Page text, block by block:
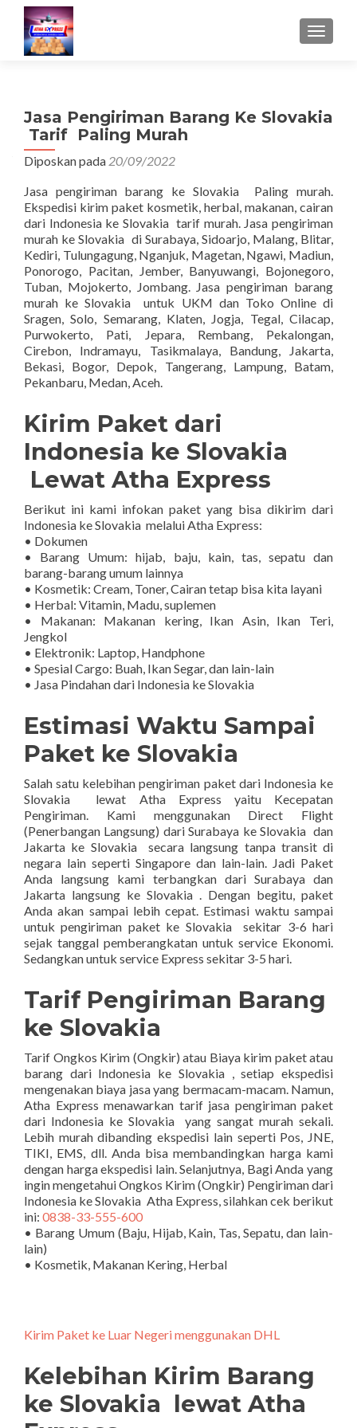
TUKAR
Jasa Pengiriman Barang Ke Slovakia
Tarif Paling Murah
Diposkan pada 20/09/2022
Jasa pengiriman barang ke Slovakia Paling murah.
Ekspedisi kirim paket kosmetik, herbal, makanan, cairan
dari Indonesia ke Slovakia tarif murah. Jasa pengiriman
murah ke Slovakia di Surabaya, Sidoarjo, Malang, Blitar,
Kediri, Tulungagung, Nganjuk, Magetan, Ngawi, Madiun,
Ponorogo, Pacitan, Jember, Banyuwangi, Bojonegoro,
Tuban, Mojokerto, Jombang. Jasa pengiriman barang
murah ke Slovakia untuk UKM dan Toko Online di
Sragen, Solo, Semarang, Klaten, Jogja, Tegal, Cilacap,
Purwokerto, Pati, Jepara, Rembang, Pekalongan,
Cirebon, Indramayu, Tasikmalaya, Bandung, Jakarta,
Bekasi, Bogor, Depok, Tangerang, Lampung, Batam,
Pekanbaru, Medan, Aceh.
Kirim Paket dari
Indonesia ke Slovakia
Lewat Atha Express
Berikut ini kami infokan paket yang bisa dikirim dari
Indonesia ke Slovakia melalui Atha Express:
• Dokumen
• Barang Umum: hijab, baju, kain, tas, sepatu dan
barang-barang umum lainnya
• Kosmetik: Cream, Toner, Cairan tetap bisa kita layani
• Herbal: Vitamin, Madu, suplemen
• Makanan: Makanan kering, Ikan Asin, Ikan Teri,
Jengkol
• Elektronik: Laptop, Handphone
• Spesial Cargo: Buah, Ikan Segar, dan lain-lain
• Jasa Pindahan dari Indonesia ke Slovakia
Estimasi Waktu Sampai
Paket ke Slovakia
Salah satu kelebihan pengiriman paket dari Indonesia ke
Slovakia lewat Atha Express yaitu Kecepatan
Pengiriman. Kami menggunakan Direct Flight
(Penerbangan Langsung) dari Surabaya ke Slovakia dan
Jakarta ke Slovakia secara langsung tanpa transit di
negara lain seperti Singapore dan lain-lain. Jadi Paket
Anda langsung kami terbangkan dari Surabaya dan
Jakarta langsung ke Slovakia . Dengan begitu, paket
Anda akan sampai lebih cepat. Estimasi waktu sampai
untuk pengiriman paket ke Slovakia sekitar 3-6 hari
sejak tanggal pemberangkatan untuk service Ekonomi.
Sedangkan untuk service Express sekitar 3-5 hari.
Tarif Pengiriman Barang
ke Slovakia
Tarif Ongkos Kirim (Ongkir) atau Biaya kirim paket atau
barang dari Indonesia ke Slovakia , setiap ekspedisi
mengenakan biaya jasa yang bermacam-macam. Namun,
Atha Express menawarkan tarif jasa pengiriman paket
dari Indonesia ke Slovakia yang sangat murah sekali.
Lebih murah dibanding ekspedisi lain seperti Pos, JNE,
TIKI, EMS, dll. Anda bisa membandingkan harga kami
dengan harga ekspedisi lain. Selanjutnya, Bagi Anda yang
ingin mengetahui Ongkos Kirim (Ongkir) Pengiriman dari
Indonesia ke Slovakia Atha Express, silahkan cek berikut
ini: 0838-33-555-600
• Barang Umum (Baju, Hijab, Kain, Tas, Sepatu, dan lain-
lain)
• Kosmetik, Makanan Kering, Herbal
Kirim Paket ke Luar Negeri menggunakan DHL
Kelebihan Kirim Barang
ke Slovakia lewat Atha